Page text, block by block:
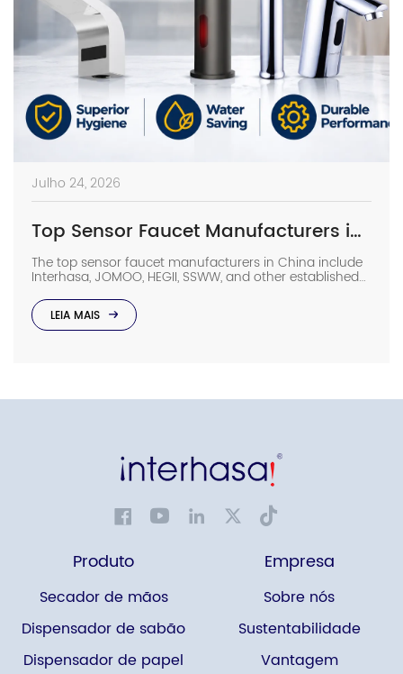
Julho 24, 2026
Top Sensor Faucet Manufacturers in China (2026 Update)
The top sensor faucet manufacturers in China include
Interhasa, JOMOO, HEGII, SSWW, and other established
capabilities, OEM/ODM support, and commercial
project experience. They provide sensor faucets for
hotels, hospitals, airports, offices, and other high-traffic
LEIA MAIS
Produto
Secador de mãos
Dispensador de sabão
Dispensador de papel
Empresa
Sobre nós
Sustentabilidade
Vantagem